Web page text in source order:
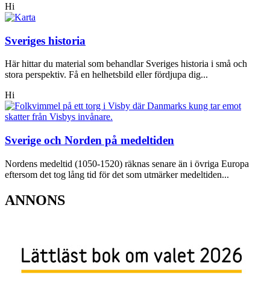
Hi
Sveriges historia
Här hittar du material som behandlar Sveriges historia i små och
stora perspektiv. Få en helhetsbild eller fördjupa dig...
Hi
Sverige och Norden på medeltiden
Nordens medeltid (1050-1520) räknas senare än i övriga Europa
eftersom det tog lång tid för det som utmärker medeltiden...
ANNONS